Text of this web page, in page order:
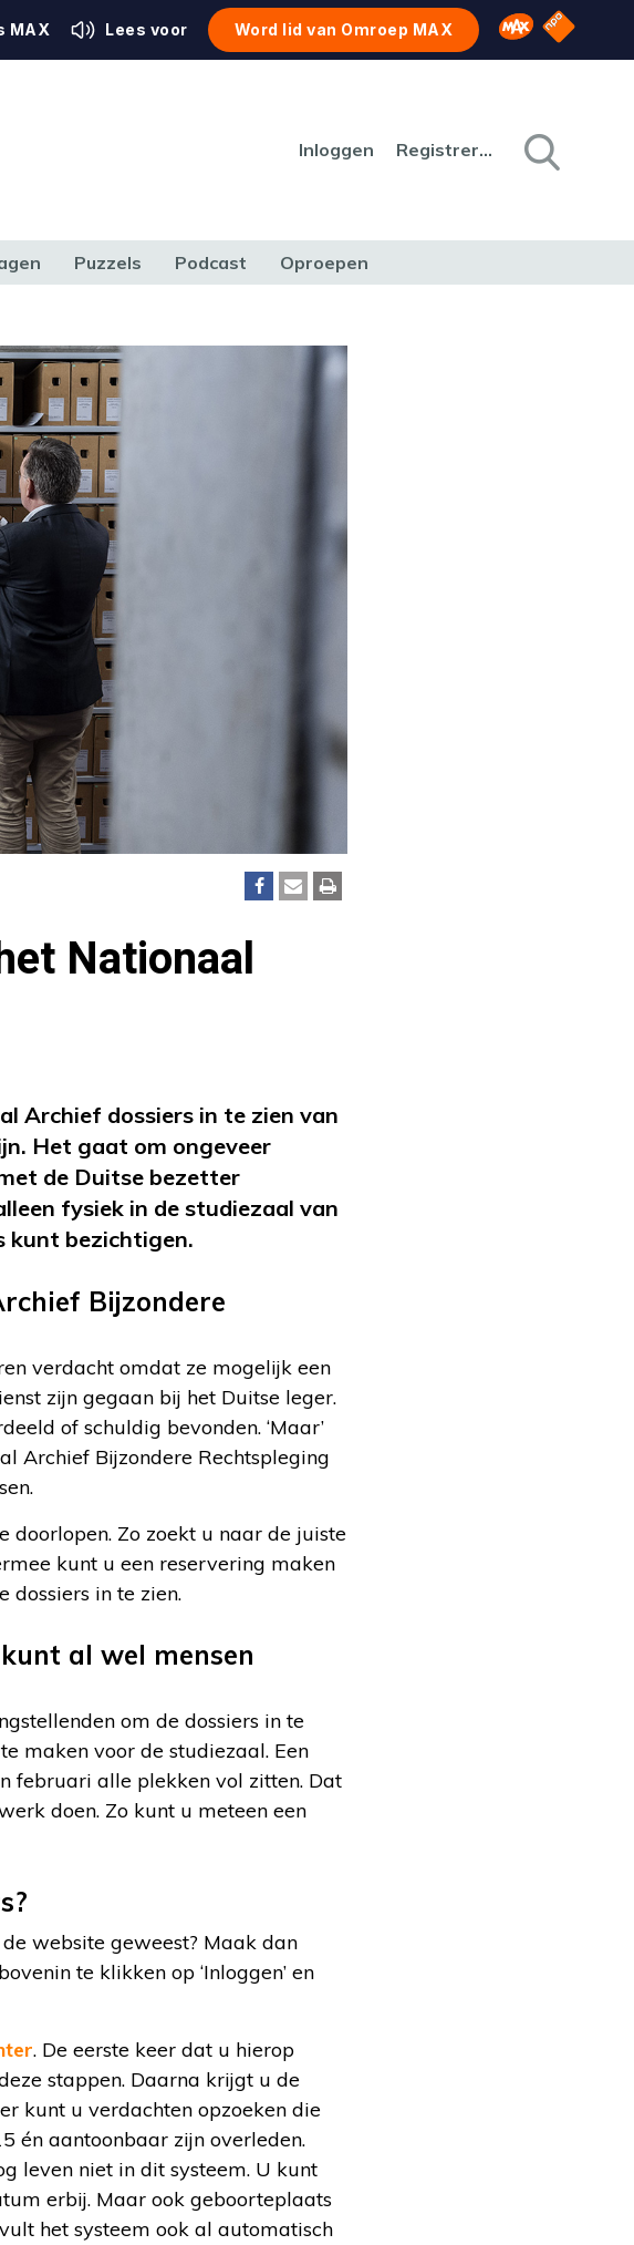
MAX Lees voor Word lid van Omroep MAX Omroep MAX
NPO
Inloggen Registreren
Puzzels Podcast Oproepen
Nationaal
Archief dossiers in te zien van
Het gaat om ongeveer
de Duitse bezetter
fysiek in de studiezaal van
kunt bezichtigen.
Bijzondere
verdacht omdat ze mogelijk een
zijn gegaan bij het Duitse leger.
of schuldig bevonden. ‘Maar’
Archief Bijzondere Rechtspleging
doorlopen. Zo zoekt u naar de juiste
kunt u een reservering maken
dossiers in te zien.
al wel mensen
om de dossiers in te
maken voor de studiezaal. Een
februari alle plekken vol zitten. Dat
doen. Zo kunt u meteen een
website geweest? Maak dan
te klikken op ‘Inloggen’ en
. De eerste keer dat u hierop
stappen. Daarna krijgt u de
kunt u verdachten opzoeken die
én aantoonbaar zijn overleden.
leven niet in dit systeem. U kunt
erbij. Maar ook geboorteplaats
het systeem ook al automatisch